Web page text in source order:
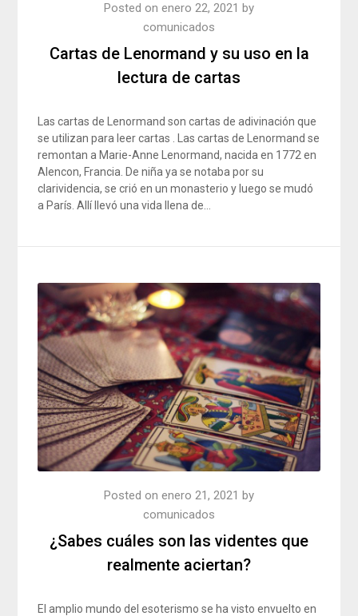
Cartas de Lenormand y su uso en la
lectura de cartas
Posted on enero 22, 2021 by
comunicados
Las cartas de Lenormand son cartas de adivinación que
se utilizan para leer cartas . Las cartas de Lenormand se
remontan a Marie-Anne Lenormand, nacida en 1772 en
Alencon, Francia. De niña ya se notaba por su
clarividencia, se crió en un monasterio y luego se mudó
a París. Allí llevó una vida llena de…
¿Sabes cuáles son las videntes que
realmente aciertan?
Posted on enero 21, 2021 by
comunicados
El amplio mundo del esoterismo se ha visto envuelto en